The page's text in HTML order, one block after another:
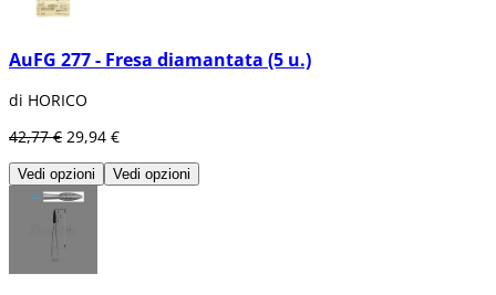
AuFG 277 - Fresa diamantata (5 u.)
di HORICO
42,77 € 29,94 €
Vedi opzioni Vedi opzioni